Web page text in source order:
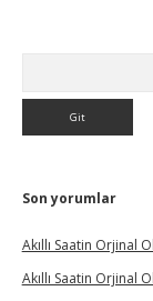
Son yorumlar
Akıllı Saatin Orjinal
Akıllı Saatin Orjinal